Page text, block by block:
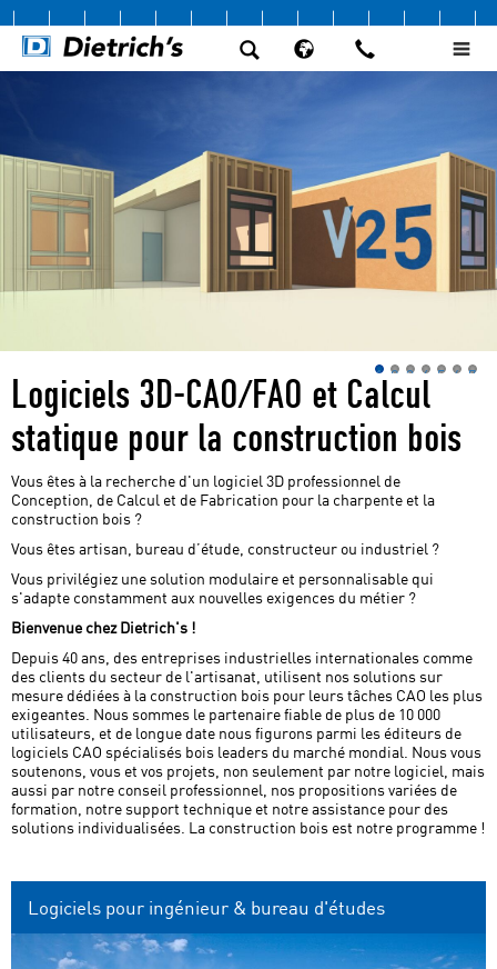
1 2 3 4 5 6 7
Logiciels 3D-CAO/FAO et Calcul
statique pour la construction bois
Vous êtes à la recherche d'un logiciel 3D professionnel de
Conception, de Calcul et de Fabrication pour la charpente et la
construction bois ?
Vous êtes artisan, bureau d’étude, constructeur ou industriel ?
Vous privilégiez une solution modulaire et personnalisable qui
s'adapte constamment aux nouvelles exigences du métier ?
Bienvenue chez Dietrich's !
Depuis 40 ans, des entreprises industrielles internationales comme
des clients du secteur de l'artisanat, utilisent nos solutions sur
mesure dédiées à la construction bois pour leurs tâches CAO les plus
exigeantes. Nous sommes le partenaire fiable de plus de 10 000
utilisateurs, et de longue date nous figurons parmi les éditeurs de
logiciels CAO spécialisés bois leaders du marché mondial. Nous vous
soutenons, vous et vos projets, non seulement par notre logiciel, mais
aussi par notre conseil professionnel, nos propositions variées de
formation, notre support technique et notre assistance pour des
solutions individualisées. La construction bois est notre programme !
Logiciels pour ingénieur & bureau d'études